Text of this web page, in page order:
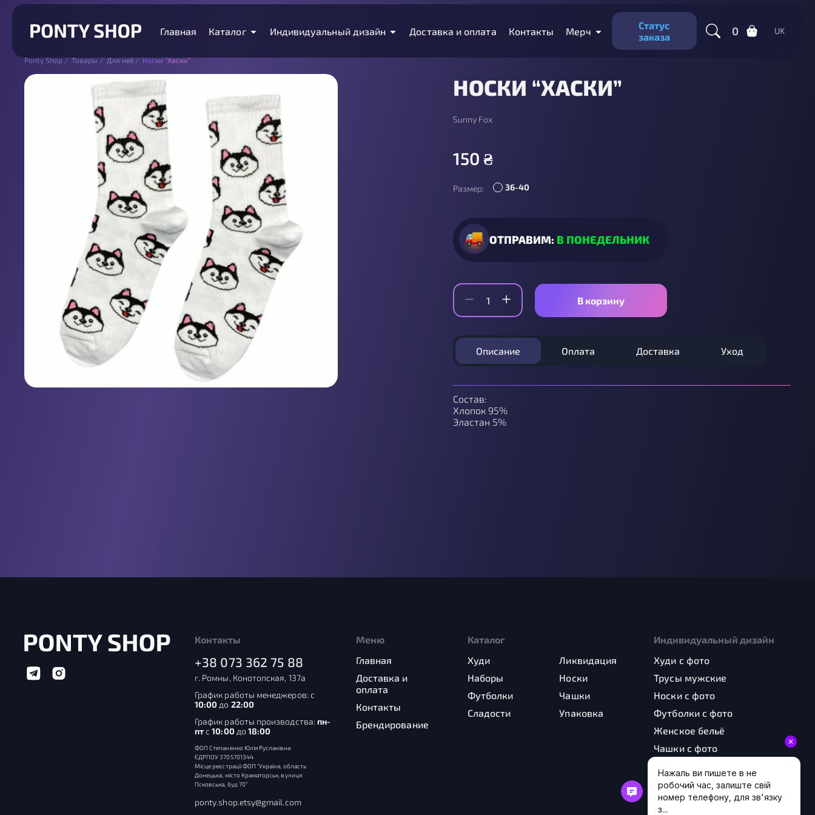
Главная Каталог Индивидуальный дизайн Доставка и оплата Контакты Мерч
Статус
заказа
0 UK
Ponty Shop/Товары/Для неё/Носки “Хаски”
НОСКИ “ХАСКИ”
Sunny Fox
150 ₴
Размер: 36-40
ОТПРАВИМ: В ПОНЕДЕЛЬНИК
В корзину
Описание Оплата Доставка Уход
Состав:
Хлопок 95%
Эластан 5%
Контакты
+38 073 362 75 88
г. Ромны, Конотопская, 137а
График работы менеджеров: с
10:00 до 22:00
График работы производства: пн-
птс10:00до 18:00
ФОП Степаненко Юлія Русланівна
ЄДРПОУ 3705701344
Місце реєстрації ФОП “Україна, область
Донецька, місто Краматорськ, вулиця
Псковська, буд 70”
ponty.shop.etsy@gmail.com
Меню
Главная
Доставка и
оплата
Контакты
Брендирование
Каталог
Худи
Ликвидация
Наборы
Носки
Футболки
Чашки
Сладости
Упаковка
Индивидуальный дизайн
Худи с фото
Трусы мужские
Носки с фото
Футболки с фото
Женское бельё
Чашки с фото
Картины